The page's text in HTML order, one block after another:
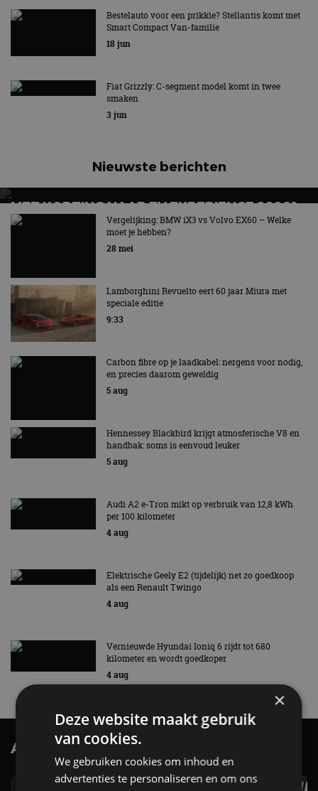
VIERZITTER
Een geinig karretje
Bestelauto voor een prikkie? Stellantis komt met
Smart Compact Van-familie
18 jun
Fiat Grizzly: C-segment model komt in twee
smaken
3 jun
Nieuwste berichten
MET KORTING NAAR EV EXPERIENCE 2026?
AUTORAI REGELT HET!
EV Experience 2026 van 24 tot 26 september
Vergelijking: BMW iX3 vs Volvo EX60 – Welke
moet je hebben?
28 mei
Lamborghini Revuelto eert 60 jaar Miura met
speciale editie
9:33
Carbon fibre op je laadkabel: nergens voor nodig,
en precies daarom geweldig
5 aug
Hennessey Blackbird krijgt atmosferische V8 en
handbak: soms is eenvoud leuker
5 aug
Audi A2 e-Tron mikt op verbruik van 12,8 kWh
per 100 kilometer
4 aug
Elektrische Geely E2 (tijdelijk) net zo goedkoop
als een Renault Twingo
4 aug
Vernieuwde Hyundai Ioniq 6 rijdt tot 680
kilometer en wordt goedkoper
4 aug
AutoRAI.nl TV
×
Deze website maakt gebruik
van cookies.
We gebruiken cookies om inhoud en
advertenties te personaliseren en om ons